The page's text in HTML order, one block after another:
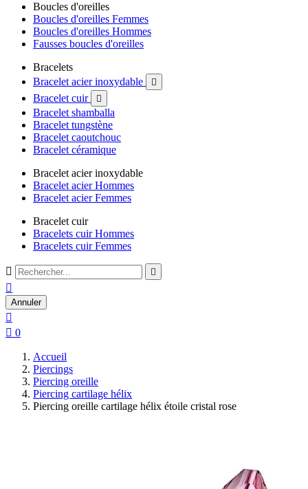
Boucles d'oreilles
Boucles d'oreilles Femmes
Boucles d'oreilles Hommes
Fausses boucles d'oreilles
Bracelets
Bracelet acier inoxydable

Bracelet cuir 
Bracelet shamballa
Bracelet tungstène
Bracelet caoutchouc
Bracelet céramique
Bracelet acier inoxydable
Bracelet acier Hommes
Bracelet acier Femmes
Bracelet cuir
Bracelets cuir Hommes
Bracelets cuir Femmes
 

Annuler

 0
Accueil
Piercings
Piercing oreille
Piercing cartilage hélix
Piercing oreille cartilage hélix étoile cristal rose